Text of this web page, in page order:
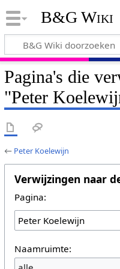
B&G Wiki
Pagina's die
"Peter
← Peter Koelewijn
Verwijzingen naar
Pagina:
Naamruimte: